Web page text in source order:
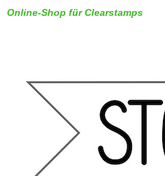
Online-Shop für Clearstamps